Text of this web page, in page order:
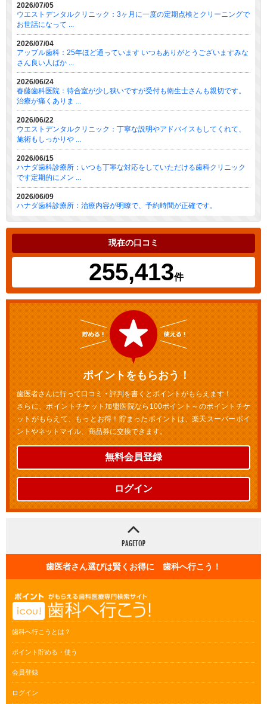
2026/07/05
ウエストデンタルクリニック：3ヶ月に一度の定期点検とクリーニングで
お世話になって ...
2026/07/04
アップル歯科：25年ほど通っています いつもありがとうございますみな
さん良い人ばか ...
2026/06/24
春藤歯科医院：待合室が少し狭いですが受付も衛生士さんも親切です。
治療が痛くありま ...
2026/06/22
ウエストデンタルクリニック：丁寧な説明やアドバイスもしてくれて、
施術もしっかりや ...
2026/06/15
ハナダ歯科診療所：いつも丁寧な対応をしていただける歯科クリニック
です定期的にメン ...
2026/06/09
ハナダ歯科診療所：治療内容が明瞭で、予約時間が正確です。
現在の口コミ
255,413件
ポイントをもらおう！
歯医者さんに行って口コミ・評判を書くとポイントがもらえます！
さらに、ポイントチケット加盟医院なら100ポイント～のポイントチケ
ットがもらえて、もっとお得！貯まったポイントは、楽天スーパーポイ
ントやネットマイル、商品券に交換できます。
無料会員登録
ログイン
歯医者さん選びは賢くお得に 歯科へ行こう！
歯科へ行こうとは？
ポイント貯める・使う
会員登録
ログイン